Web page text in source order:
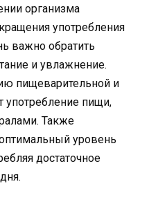
организма
употребления
важно обратить
и увлажнение.
пищеварительной и
пищи,
Также
уровень
достаточное